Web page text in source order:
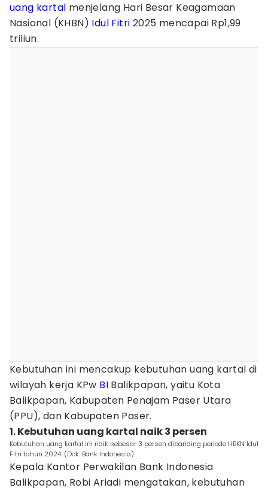
uang kartal menjelang Hari Besar Keagamaan
Nasional (KHBN) Idul Fitri 2025 mencapai Rp1,99
triliun.
Kebutuhan ini mencakup kebutuhan uang kartal di
wilayah kerja KPw BI Balikpapan, yaitu Kota
Balikpapan, Kabupaten Penajam Paser Utara
(PPU), dan Kabupaten Paser.
1. Kebutuhan uang kartal naik 3 persen
Kebutuhan uang kartal ini naik sebesar 3 persen dibanding periode HBKN Idul
Fitri tahun 2024. (Dok. Bank Indonesia)
Kepala Kantor Perwakilan Bank Indonesia
Balikpapan, Robi Ariadi mengatakan, kebutuhan